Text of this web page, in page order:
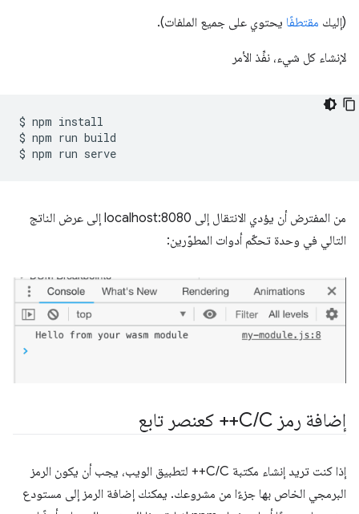
(إليك مقتطفًا يحتوي على جميع الملفات).
لإنشاء كل شيء، نفِّذ الأمر
$ npm install
$ npm run build
$ npm run
من المفترض أن يؤدي الانتقال إلى localhost:8080 إلى عرض الناتج
التالي في وحدة تحكّم أدوات المطوّرين:
إضافة رمز C /C++ كعنصر تابع
إذا كنت تريد إنشاء مكتبة C/C++ لتطبيق الويب، يجب أن يكون الرمز
البرمجي الخاص بها جزءًا من مشروعك. يمكنك إضافة الرمز إلى مستودع